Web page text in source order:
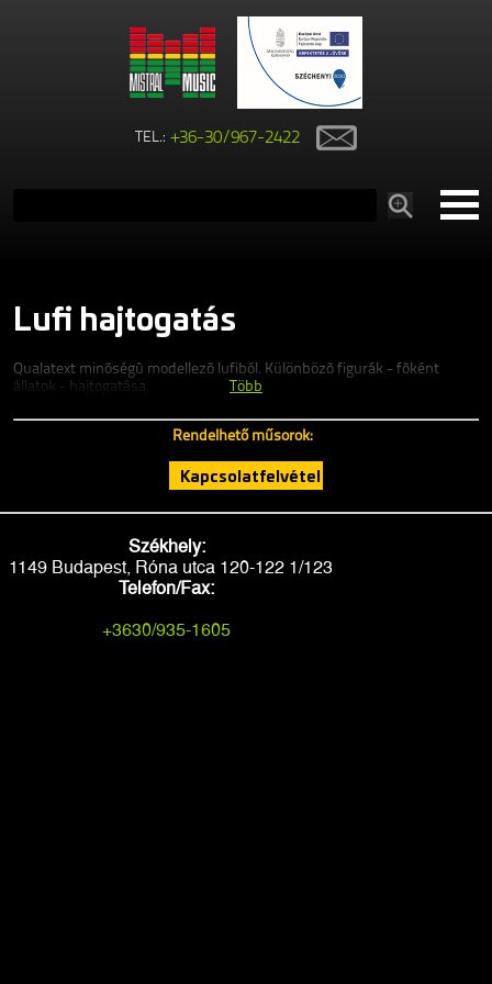
TEL.:+36-30/967-2422
Lufi hajtogatás
Qualatext minõségû modellezõ lufiból. Különbözõ figurák - fõként
állatok - hajtogatása.
Több
Rendelhető műsorok:
Kapcsolatfelvétel
Székhely:
1149 Budapest, Róna utca 120-122 1/123
Telefon/Fax:
+3630/935-1605